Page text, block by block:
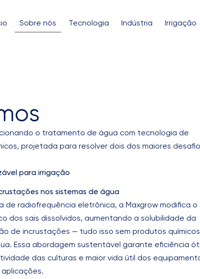
Sobre nós Tecnologia Indústria Irrigação
o tratamento de água com tecnologia de
projetada para resolver dois dos maiores
para irrigação
nos sistemas de água
de radiofrequência eletrônica, a Maxgrow modifica o
dos sais dissolvidos, aumentando a solubilidade da
de incrustações — tudo isso sem produtos
Essa abordagem sustentável garante eficiência
das culturas e maior vida útil dos